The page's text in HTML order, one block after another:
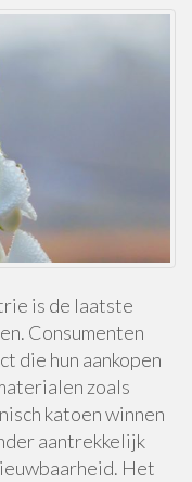
is de laatste
Consumenten
die hun aankopen
zoals
katoen winnen
aantrekkelijk
Het